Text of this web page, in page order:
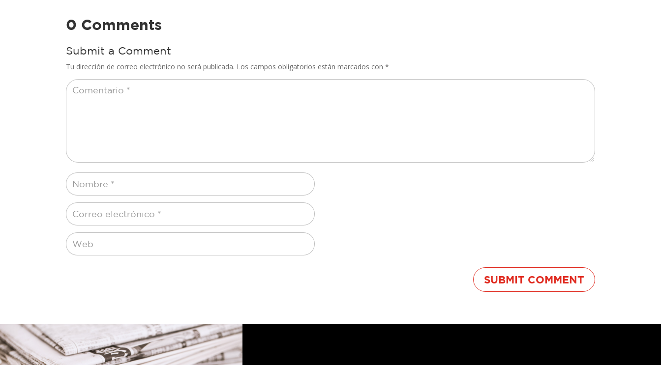
0 Comments
Submit a Comment
Tu dirección de correo electrónico no será publicada. Los campos obligatorios están marcados con*
SUBMIT COMMENT